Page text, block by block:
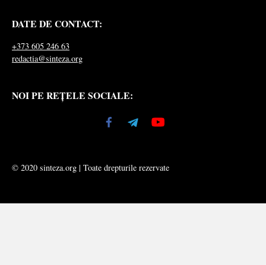
DATE DE CONTACT:
+373 605 246 63
redactia@sinteza.org
NOI PE REȚELE SOCIALE:
© 2020 sinteza.org | Toate drepturile rezervate